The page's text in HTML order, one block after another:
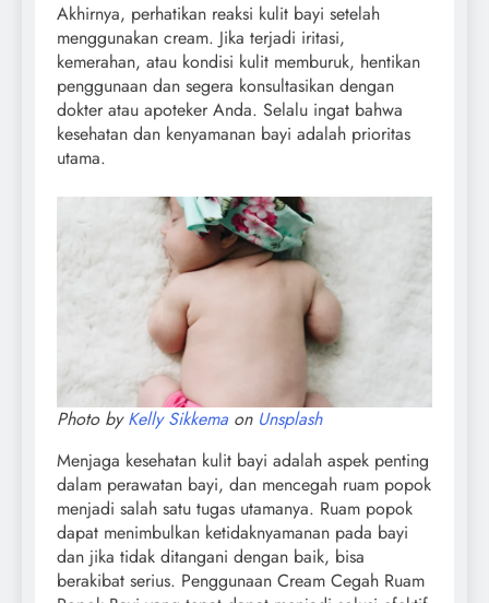
Akhirnya, perhatikan reaksi kulit bayi setelah
menggunakan cream. Jika terjadi iritasi,
kemerahan, atau kondisi kulit memburuk, hentikan
penggunaan dan segera konsultasikan dengan
dokter atau apoteker Anda. Selalu ingat bahwa
kesehatan dan kenyamanan bayi adalah prioritas
utama.
Photo byKelly Sikkema on Unsplash
Menjaga kesehatan kulit bayi adalah aspek penting
dalam perawatan bayi, dan mencegah ruam popok
menjadi salah satu tugas utamanya. Ruam popok
dapat menimbulkan ketidaknyamanan pada bayi
dan jika tidak ditangani dengan baik, bisa
berakibat serius. Penggunaan Cream Cegah Ruam